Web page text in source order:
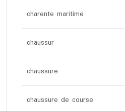
charente maritime
chaussur
chaussure
chaussure de course